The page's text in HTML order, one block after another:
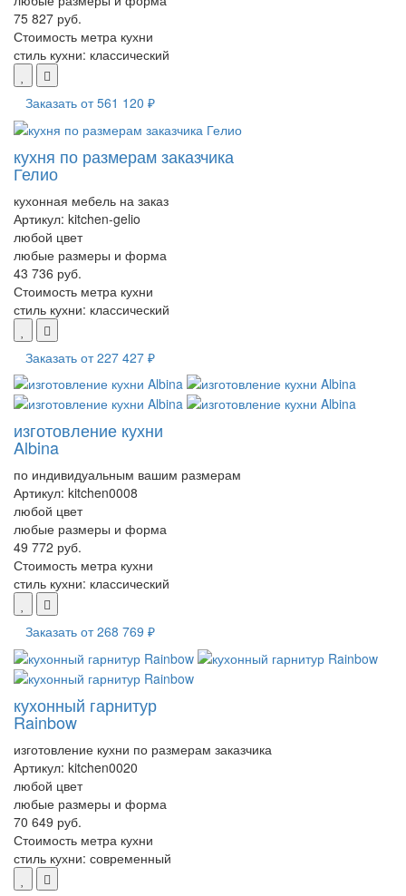
75 827 руб.
Стоимость метра кухни
стиль кухни: классический
Заказать от561 120 ₽
кухня по размерам заказчика
Гелио
кухонная мебель на заказ
Артикул: kitchen-gelio
любой цвет
любые размеры и форма
43 736 руб.
Стоимость метра кухни
стиль кухни: классический
Заказать от227 427 ₽
изготовление кухни
Albina
по индивидуальным вашим размерам
Артикул: kitchen0008
любой цвет
любые размеры и форма
49 772 руб.
Стоимость метра кухни
стиль кухни: классический
Заказать от268 769 ₽
кухонный гарнитур
Rainbow
изготовление кухни по размерам заказчика
Артикул: kitchen0020
любой цвет
любые размеры и форма
70 649 руб.
Стоимость метра кухни
стиль кухни: современный